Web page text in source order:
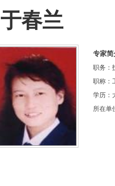
于春兰
专家简
职务：
职称：
学历：
所在单